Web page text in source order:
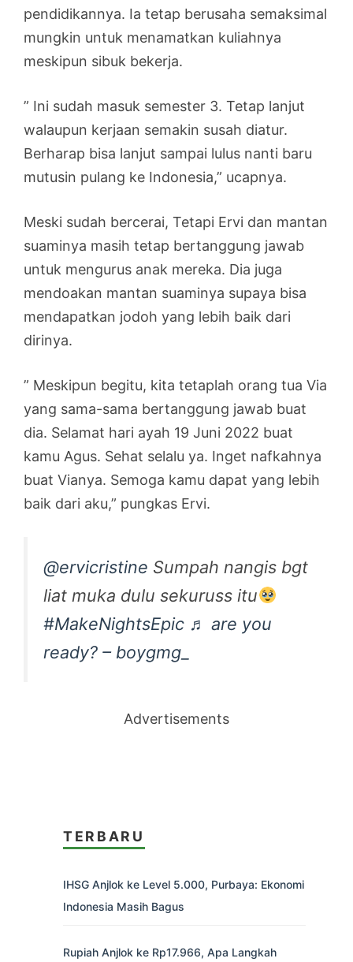
pendidikannya. Ia tetap berusaha semaksimal
mungkin untuk menamatkan kuliahnya
meskipun sibuk bekerja.
” Ini sudah masuk semester 3. Tetap lanjut
walaupun kerjaan semakin susah diatur.
Berharap bisa lanjut sampai lulus nanti baru
mutusin pulang ke Indonesia,” ucapnya.
Meski sudah bercerai, Tetapi Ervi dan mantan
suaminya masih tetap bertanggung jawab
untuk mengurus anak mereka. Dia juga
mendoakan mantan suaminya supaya bisa
mendapatkan jodoh yang lebih baik dari
dirinya.
” Meskipun begitu, kita tetaplah orang tua Via
yang sama-sama bertanggung jawab buat
dia. Selamat hari ayah 19 Juni 2022 buat
kamu Agus. Sehat selalu ya. Inget nafkahnya
buat Vianya. Semoga kamu dapat yang lebih
baik dari aku,” pungkas Ervi.
@ervicristine Sumpah nangis bgt
liat muka dulu sekuruss itu
#MakeNightsEpic ♬ are you
ready? – boygmg_
Advertisements
TERBARU
IHSG Anjlok ke Level 5.000, Purbaya: Ekonomi
Indonesia Masih Bagus
Rupiah Anjlok ke Rp17.966, Apa Langkah